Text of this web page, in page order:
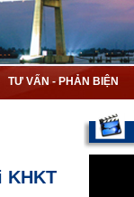
TƯ VẤN - PHẢN BIỆN
KHKT